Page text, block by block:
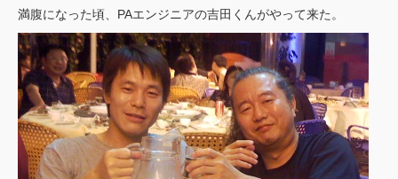
満腹になった頃、PAエンジニアの吉田くんがやって来た。